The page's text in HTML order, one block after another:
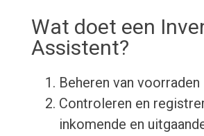
Wat doet een
Assistent?
Beheren van voorraden
Controleren en
inkomende en